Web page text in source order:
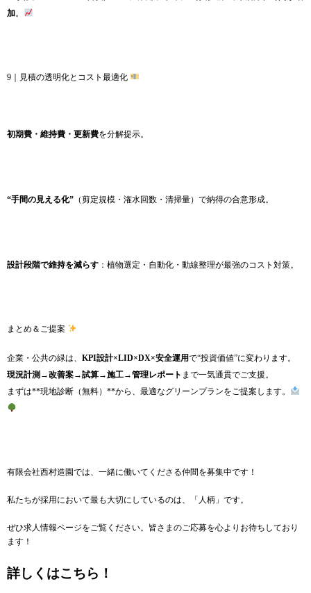
加。
9｜見積の透明化とコスト最適化
初期費・維持費・更新費を分解提示。
“手間の見える化” （剪定規模・潅水回数・清掃量）で納得の合意形成。
設計段階で維持を減らす ：植物選定・自動化・動線整理が最強のコスト対策。
まとめ＆ご提案
企業・公共の緑は、 KPI設計×LID×DX×安全運用で“投資価値”に変わります。
現況計測→改善案→試算→施工→管理レポート まで一気通貫でご支援。
まずは**現地診断（無料）**から、最適なグリーンプランをご提案します。
有限会社西村造園では、一緒に働いてくださる仲間を募集中です！
私たちが採用において最も大切にしているのは、「人柄」です。
ぜひ求人情報ページをご覧ください。皆さまのご応募を心よりお待ちしており
ます！
詳しくはこちら！